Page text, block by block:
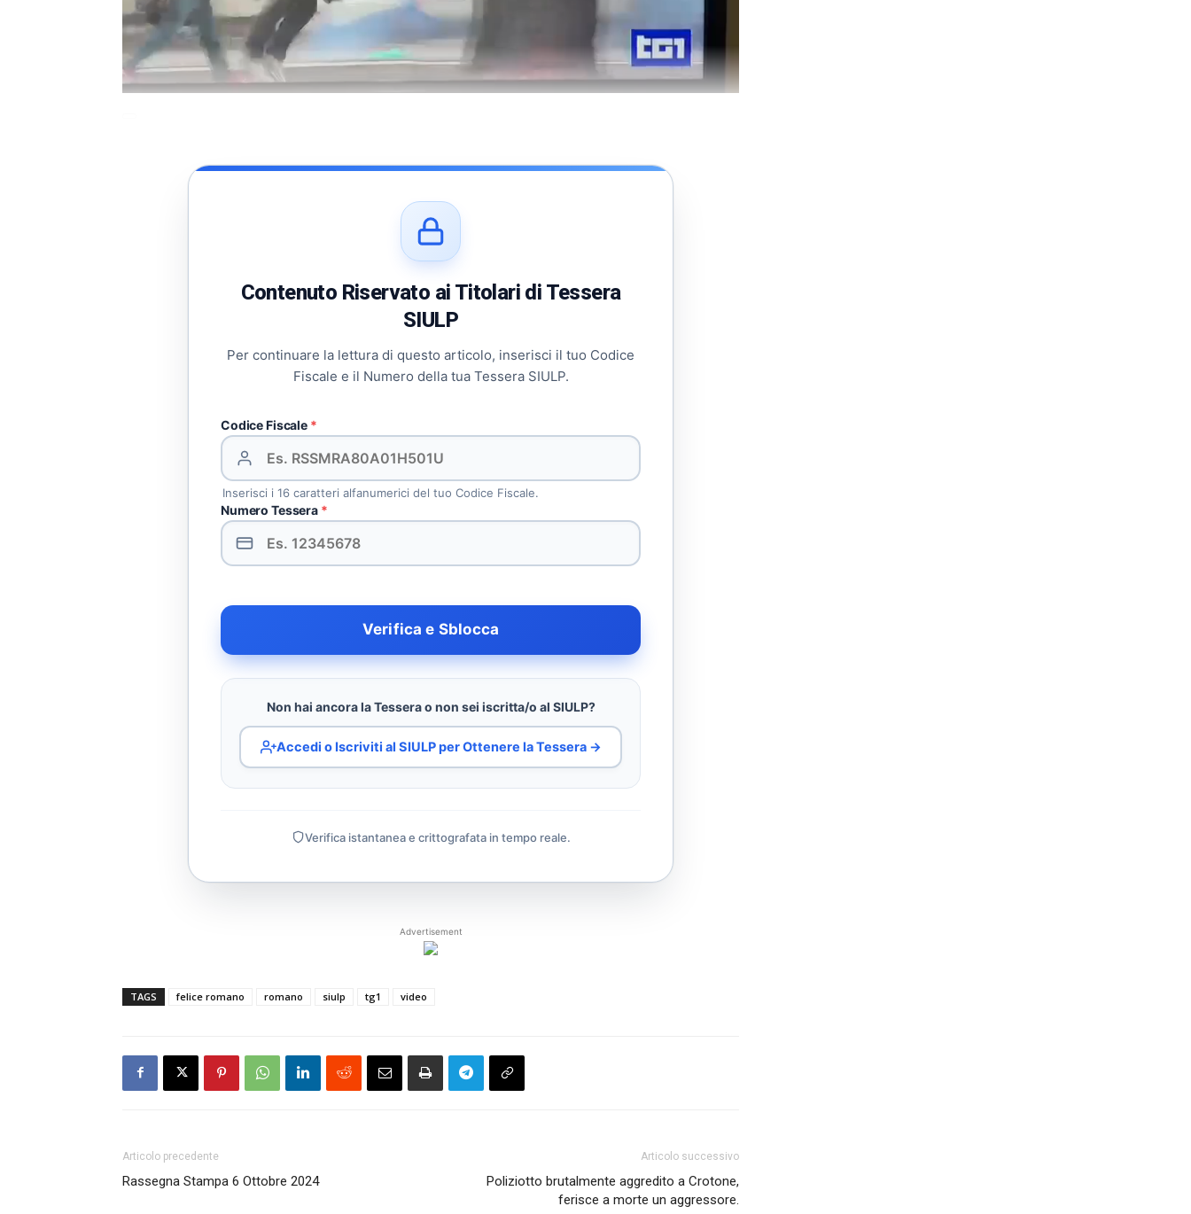
Usa i tasti freccia su/giù per aumentare o diminuire il volume.
Contenuto Riservato ai Titolari di Tessera
SIULP
Per continuare la lettura di questo articolo, inserisci il tuo Codice
Fiscale e il Numero della tua Tessera SIULP.
Codice Fiscale *
Inserisci i 16 caratteri alfanumerici del tuo Codice Fiscale.
Numero Tessera *
Verifica e Sblocca
Non hai ancora la Tessera o non sei iscritta/o al SIULP?
Accedi o Iscriviti al SIULP per Ottenere la Tessera →
Verifica istantanea e crittografata in tempo reale.
Advertisement
TAGS felice romano romano siulp tg1 video
Articolo precedente
Rassegna Stampa 6 Ottobre 2024
Articolo successivo
Poliziotto brutalmente aggredito a Crotone,
ferisce a morte un aggressore.